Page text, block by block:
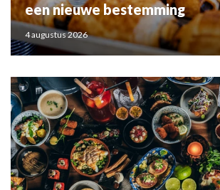
een nieuwe bestemming
4 augustus 2026